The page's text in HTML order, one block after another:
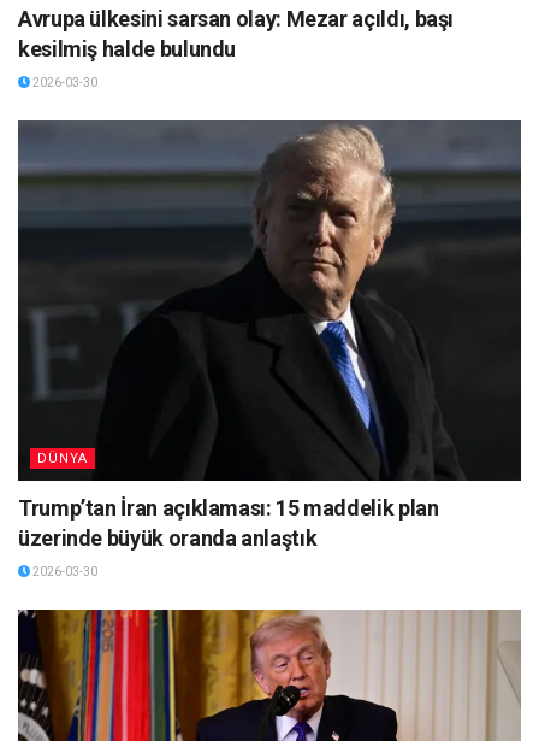
Avrupa ülkesini sarsan olay: Mezar açıldı, başı
kesilmiş halde bulundu
2026-03-30
DÜNYA
Trump’tan İran açıklaması: 15 maddelik plan
üzerinde büyük oranda anlaştık
2026-03-30